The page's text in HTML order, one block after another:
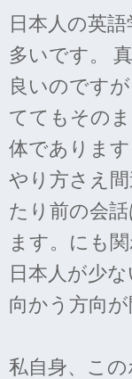
日本人の英
多いです。
良いのです
ててもその
体でありま
やり方さえ
たり前の会
ます。にも
日本人が少
向かう方向
私自身、こ